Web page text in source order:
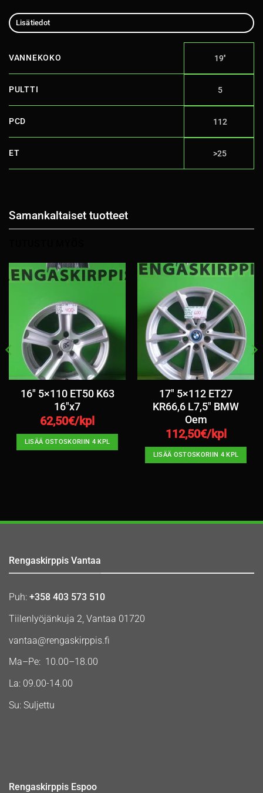
Lisätiedot
VANNEKOKO 19''
PULTTI 5
PCD 112
ET >25
Samankaltaiset tuotteet
16″ 5×110 ET50 K63
16″x7
62,50€/kpl
LISÄÄ OSTOSKORIIN 4 KPL
17″ 5×112 ET27
KR66,6 L7,5″ BMW
Oem
112,50€/kpl
LISÄÄ OSTOSKORIIN 4 KPL
Rengaskirppis Vantaa
Puh: +358 403 573 510
Tiilenlyöjänkuja 2, Vantaa 01720
vantaa@rengaskirppis.fi
Ma–Pe: 10.00–18.00
La: 09.00-14.00
Su: Suljettu
Rengaskirppis Espoo